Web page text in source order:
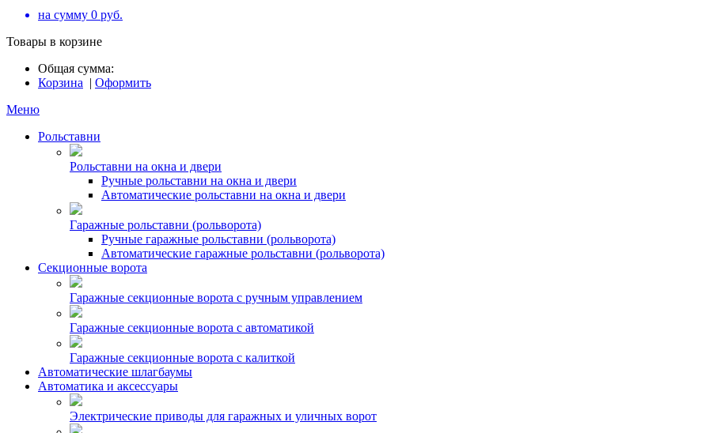
на сумму 0 руб.
Товары в корзине
Общая сумма:
Корзина | Оформить
Меню
Рольставни
Рольставни на окна и двери
Ручные рольставни на окна и двери
Автоматические рольставни на окна и двери
Гаражные рольставни (рольворота)
Ручные гаражные рольставни (рольворота)
Автоматические гаражные рольставни (рольворота)
Секционные ворота
Гаражные секционные ворота с ручным управлением
Гаражные секционные ворота с автоматикой
Гаражные секционные ворота с калиткой
Автоматические шлагбаумы
Автоматика и аксессуары
Электрические приводы для гаражных и уличных ворот